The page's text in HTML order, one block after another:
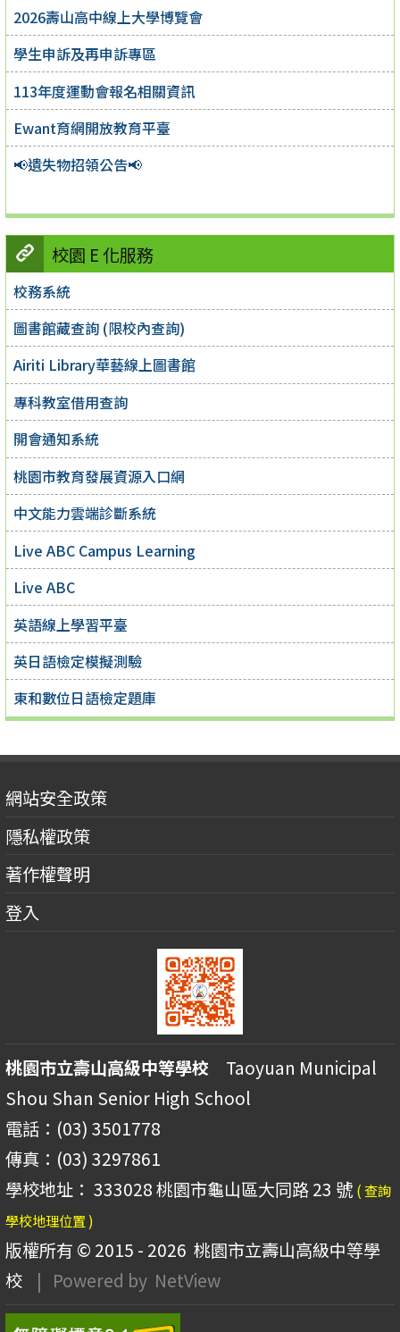
2026壽山高中線上大學博覽會
學生申訴及再申訴專區
113年度運動會報名相關資訊
Ewant育網開放教育平臺
📢遺失物招領公告📢
校園 E 化服務
校務系統
圖書館藏查詢 (限校內查詢)
Airiti Library華藝線上圖書館
專科教室借用查詢
開會通知系統
桃園市教育發展資源入口網
中文能力雲端診斷系統
Live ABC Campus Learning
Live ABC
英語線上學習平臺
英日語檢定模擬測驗
東和數位日語檢定題庫
網站安全政策
隱私權政策
著作權聲明
登入
桃園市立壽山高級中等學校 Taoyuan Municipal
Shou Shan Senior High School
電話：(03) 3501778
傳真：(03) 3297861
學校地址： 333028 桃園市龜山區大同路 23 號 ( 查詢
學校地理位置 )
版權所有 © 2015 - 2026 桃園市立壽山高級中等學
校
| Powered by NetView